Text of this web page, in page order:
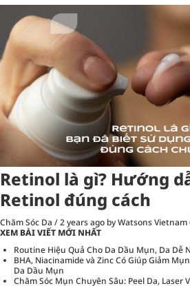
Retinol là gì? Hướng
Retinol đúng cách
Chăm Sóc Da /2 years ago by Watsons Vietnam
XEM BÀI VIẾT MỚI NHẤT
Routine Hiệu Quả Cho Da Dầu Mụn, Da Dễ
BHA, Niacinamide và Zinc Có Giúp Giảm
Da Dầu Mụn
Chăm Sóc Mụn Chuyên Sâu: Peel Da, Laser